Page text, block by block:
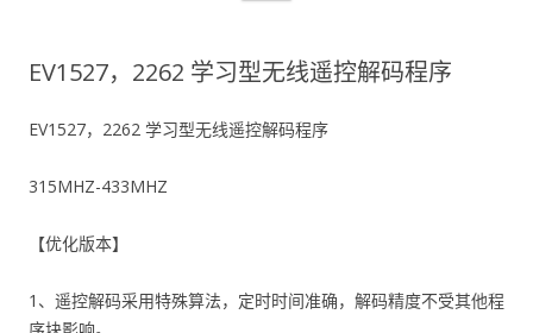
EV1527，2262 学习型无线遥控解码程序
EV1527，2262 学习型无线遥控解码程序
315MHZ-433MHZ
【优化版本】
1、遥控解码采用特殊算法，定时时间准确，解码精度不受其他程